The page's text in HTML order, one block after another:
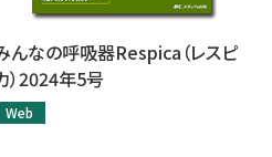
んなの呼吸器Respica（レスピ
）2024年5号
Web